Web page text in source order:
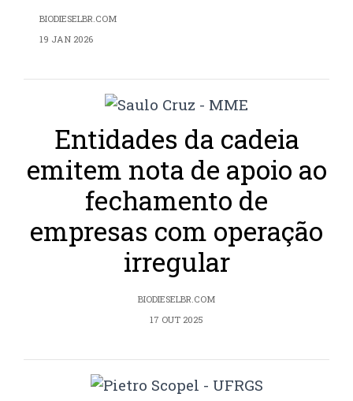
BIODIESELBR.COM
19 JAN 2026
Entidades da cadeia
emitem nota de apoio ao
fechamento de
empresas com operação
irregular
BIODIESELBR.COM
17 OUT 2025